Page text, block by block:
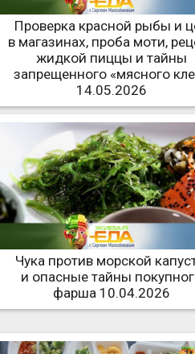
Проверка красной рыбы и
в магазинах, проба моти,
жидкой пиццы и тайны
запрещенного «мясного
14.05.2026
Чука против морской
и опасные тайны
фарша 10.04.2026